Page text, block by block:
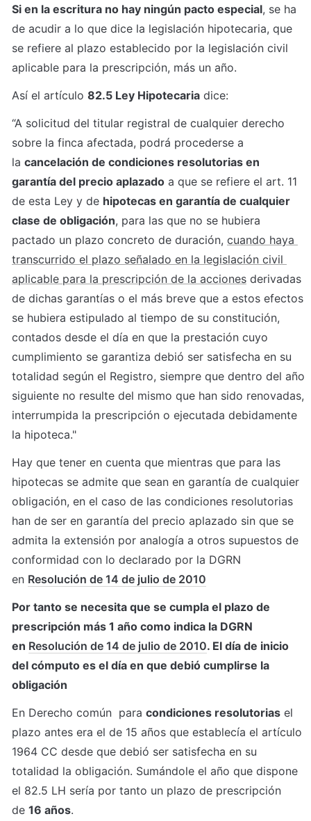
Si en la escritura no hay ningún pacto especial, se ha
de acudir a lo que dice la legislación hipotecaria, que
se refiere al plazo establecido por la legislación civil
aplicable para la prescripción, más un año.
Así el artículo 82.5 Ley Hipotecaria dice:
“A solicitud del titular registral de cualquier derecho
sobre la finca afectada, podrá procederse a
la cancelación de condiciones resolutorias en
garantía del precio aplazado a que se refiere el art. 11
de esta Ley y de hipotecas en garantía de cualquier
clase de obligación, para las que no se hubiera
pactado un plazo concreto de duración, cuando haya
transcurrido el plazo señalado en la legislación civil
aplicable para la prescripción de la acciones derivadas
de dichas garantías o el más breve que a estos efectos
se hubiera estipulado al tiempo de su constitución,
contados desde el día en que la prestación cuyo
cumplimiento se garantiza debió ser satisfecha en su
totalidad según el Registro, siempre que dentro del año
siguiente no resulte del mismo que han sido renovadas,
interrumpida la prescripción o ejecutada debidamente
la hipoteca."
Hay que tener en cuenta que mientras que para las
hipotecas se admite que sean en garantía de cualquier
obligación, en el caso de las condiciones resolutorias
han de ser en garantía del precio aplazado sin que se
admita la extensión por analogía a otros supuestos de
conformidad con lo declarado por la DGRN
en Resolución de 14 de julio de 2010
Por tanto se necesita que se cumpla el plazo de
prescripción más 1 año como indica la DGRN
en Resolución de 14 de julio de 2010. El día de inicio
del cómputo es el día en que debió cumplirse la
obligación
En Derecho común  para condiciones resolutorias el
plazo antes era el de 15 años que establecía el artículo
1964 CC desde que debió ser satisfecha en su
totalidad la obligación. Sumándole el año que dispone
el 82.5 LH sería por tanto un plazo de prescripción
de 16 años.